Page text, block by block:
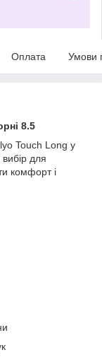
Оплата Умови
8.5
Touch Long у
для
комфорт і